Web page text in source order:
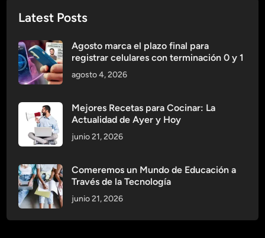
a
u
d
o
Latest Posts
Agosto marca el plazo final para
registrar celulares con terminación 0 y 1
agosto 4, 2026
Mejores Recetas para Cocinar: La
Actualidad de Ayer y Hoy
junio 21, 2026
Comeremos un Mundo de Educación a
Través de la Tecnología
junio 21, 2026